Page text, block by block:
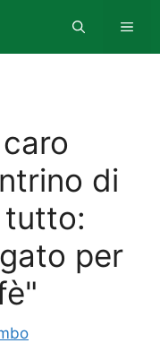
di
per